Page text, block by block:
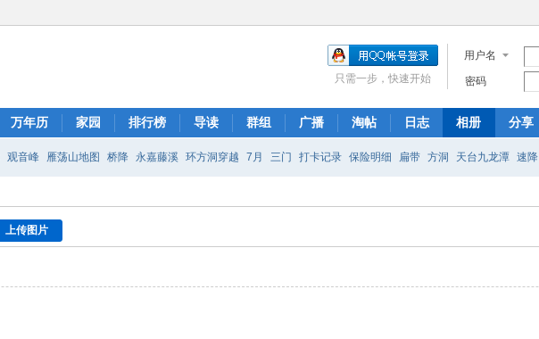
用户名
密码
只需一步，快速开始
万年历 家园 排行榜 导读 群组 广播 淘帖 日志 相册 分享
观音峰 雁荡山地图 桥降 永嘉藤溪 环方洞穿越 7月 三门 打卡记录 保险明细 扁带 方洞 天台九龙潭 速降
上传图片